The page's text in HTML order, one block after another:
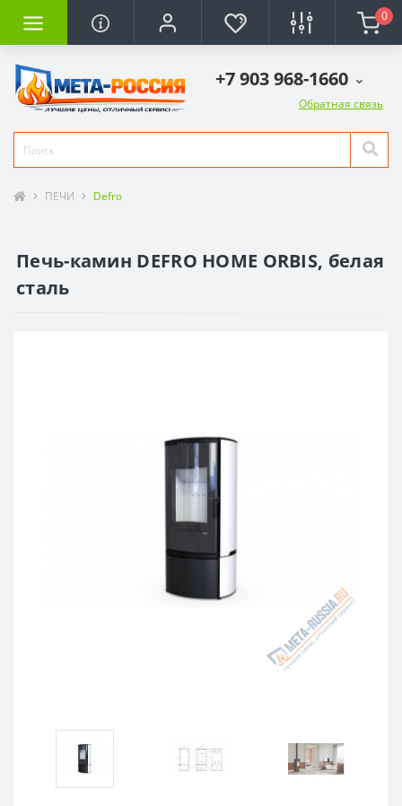
0
+7 903 968-1660
Обратная связь
ПЕЧИ Defro
Печь-камин DEFRO HOME ORBIS, белая
сталь